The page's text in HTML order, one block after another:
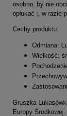
osobno, by nie
opłukać i, w razie
Cechy produktu:
Odmiana:
Wielkość:
Gruszka
Europy